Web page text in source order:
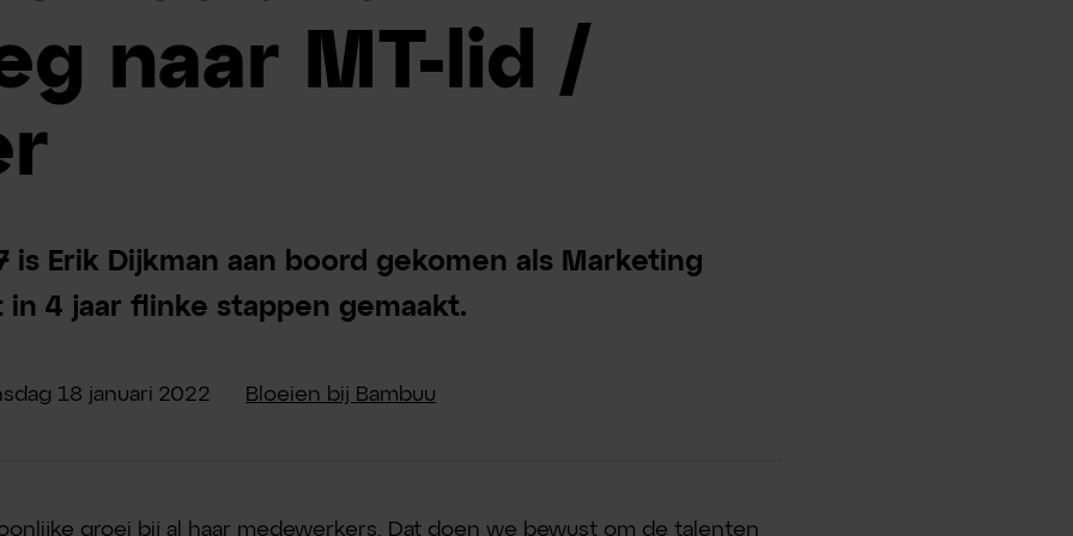
naar MT-lid /
is Erik Dijkman aan boord gekomen als Marketing
4 jaar flinke stappen gemaakt.
18 januari 2022 Bloeien bij Bambuu
groei bij al haar medewerkers. Dat doen we bewust om de talenten